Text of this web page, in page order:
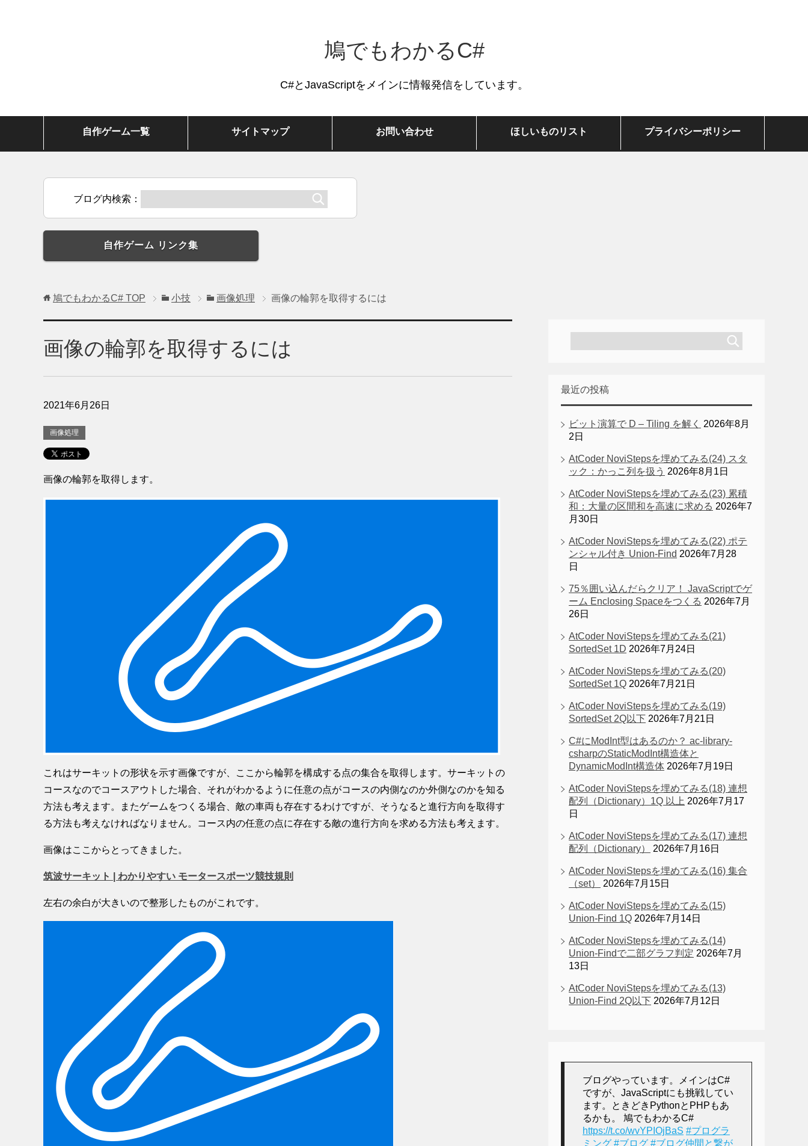
鳩でもわかるC#
C#とJavaScriptをメインに情報発信をしています。
自作ゲーム一覧 サイトマップ お問い合わせ ほしいものリスト プライバシーポリシー
ブログ内検索：
自作ゲーム リンク集
鳩でもわかるC# TOP 小技 画像処理 画像の輪郭を取得するには
画像の輪郭を取得するには
2021年6月26日
画像処理
画像の輪郭を取得します。
これはサーキットの形状を示す画像ですが、ここから輪郭を構成する点の集合を取得します。サーキットの
コースなのでコースアウトした場合、それがわかるように任意の点がコースの内側なのか外側なのかを知る
方法も考えます。またゲームをつくる場合、敵の車両も存在するわけですが、そうなると進行方向を取得す
る方法も考えなければなりません。コース内の任意の点に存在する敵の進行方向を求める方法も考えます。
画像はここからとってきました。
筑波サーキット | わかりやすい モータースポーツ競技規則
左右の余白が大きいので整形したものがこれです。
最近の投稿
ビット演算で D – Tiling を解く
2026年8月
2日
AtCoder NoviStepsを埋めてみる(24) スタ
ック：かっこ列を扱う 2026年8月1日
AtCoder NoviStepsを埋めてみる(23) 累積
和：大量の区間和を高速に求める 2026年7
月30日
AtCoder NoviStepsを埋めてみる(22) ポテ
ンシャル付き Union-Find 2026年7月28
日
75％囲い込んだらクリア！ JavaScriptでゲ
ーム Enclosing Spaceをつくる 2026年7月
26日
AtCoder NoviStepsを埋めてみる(21)
SortedSet 1D 2026年7月24日
AtCoder NoviStepsを埋めてみる(20)
SortedSet 1Q 2026年7月21日
AtCoder NoviStepsを埋めてみる(19)
SortedSet 2Q以下 2026年7月21日
C#にModInt型はあるのか？ ac-library-
csharpのStaticModInt構造体と
DynamicModInt構造体 2026年7月19日
AtCoder NoviStepsを埋めてみる(18) 連想
配列（Dictionary）1Q 以上 2026年7月17
日
AtCoder NoviStepsを埋めてみる(17) 連想
配列（Dictionary）
2026年7月16日
AtCoder NoviStepsを埋めてみる(16) 集合
（set）
2026年7月15日
AtCoder NoviStepsを埋めてみる(15)
Union-Find 1Q 2026年7月14日
AtCoder NoviStepsを埋めてみる(14)
Union-Findで二部グラフ判定 2026年7月
13日
AtCoder NoviStepsを埋めてみる(13)
Union-Find 2Q以下 2026年7月12日
ブログやっています。メインはC#
ですが、JavaScriptにも挑戦してい
ます。ときどきPythonとPHPもあ
るかも。 鳩でもわかるC#
https://t.co/wvYPIOjBaS #プログラ
ミング #ブログ #ブログ仲間と繋が